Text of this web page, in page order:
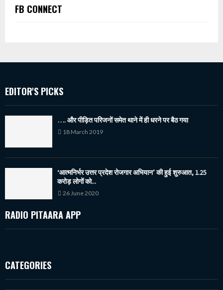
FB CONNECT
EDITOR'S PICKS
…. और पीड़ित परिजनों समेत थाने में ही धरने पर बैठ गया
18 March 2019
‘आत्मनिर्भर उत्तर प्रदेश रोजगार अभियान’ की हुई शुरुआत, 1.25
करोड़ लोगों को...
26 June 2020
RADIO PITAARA APP
CATEGORIES